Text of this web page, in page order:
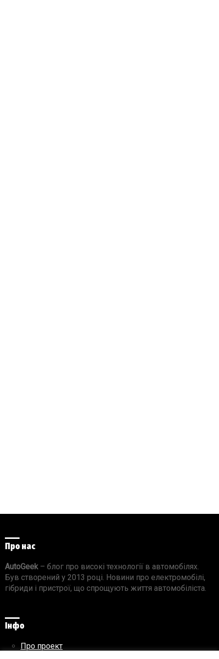
Про нас
AutoGeek – блог про високі технології в автомобілях.
Був створений у 2013 році. Новини про електромобілі,
гібриди і пристрої, що спрощують життя автомобіліста.
Інфо
Про проект